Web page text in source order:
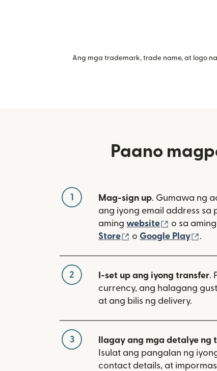
Ang mga trademark, trade name, at logo
Paano
1 Mag-sign up. Gumawa ng
ang iyong email address sa
aming website (bubukas
o sa
Store
(bubukas sa bagong
o Google Play .
2 I-set up ang iyong transfer.
currency, ang halagang
at ang bilis ng delivery.
3
Ilagay ang mga detalye ng
Isulat ang pangalan ng
contact details, at